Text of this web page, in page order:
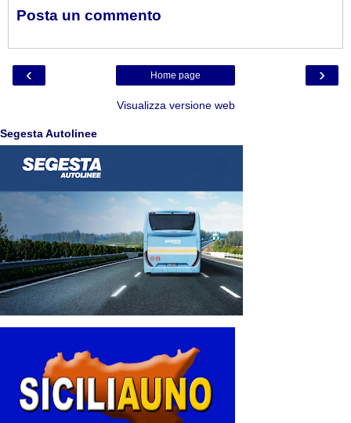
Posta un commento
‹ ›
Home page
Visualizza versione web
Segesta Autolinee